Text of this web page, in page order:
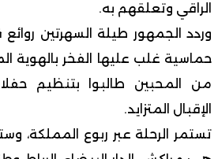
الراقي وتعلقهم به.
وردد الجمهور طيلة السهرتين
حماسية غلب عليها الفخر بالهوية
من المحبين طالبوا بتنظيم
الإقبال المتزايد.
تستمر الرحلة عبر ربوع المملكة،